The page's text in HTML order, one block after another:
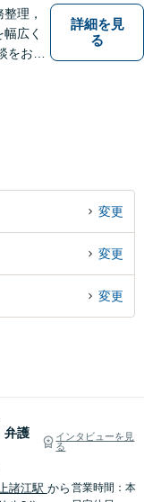
理，
広く
お聞
詳細を見
る
変更
変更
変更
弁護
インタビューを見
る
上諸江駅 から 営業時間：本